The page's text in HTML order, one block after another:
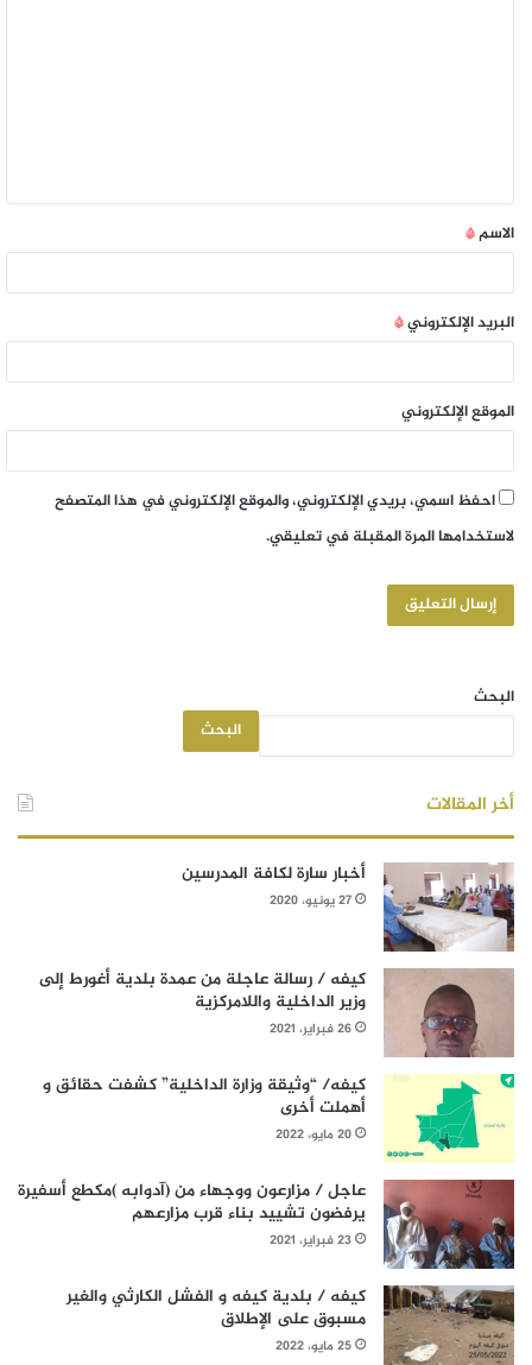
الاسم*
البريد الإلكتروني*
الموقع الإلكتروني
احفظ اسمي، بريدي الإلكتروني، والموقع الإلكتروني في هذا المتصفح
لاستخدامها المرة المقبلة في تعليقي.
البحث
البحث
أخر المقالات
أخبار سارة لكافة المدرسين
27 يونيو، 2020
كيفه / رسالة عاجلة من عمدة بلدية أغورط إلى
وزير الداخلية واللامركزية
26 فبراير، 2021
كيفه/ “وثيقة وزارة الداخلية” كشفت حقائق و
أهملت أخرى
20 مايو، 2022
عاجل / مزارعون ووجهاء من (آدوابه )مكطع أسفيرة
يرفضون تشييد بناء قرب مزارعهم
23 فبراير، 2021
كيفه / بلدية كيفه و الفشل الكارثي والغير
مسبوق على الإطلاق
25 مايو، 2022